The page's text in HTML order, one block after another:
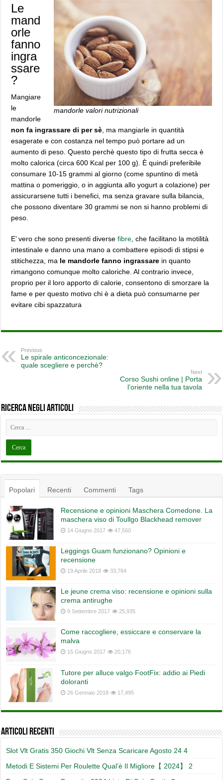
mandorle valori nutrizionali
Le
mand
orle
fanno
ingra
ssare
?
Mangiare
le
mandorle
non fa ingrassare di per sè , ma mangiarle in quantità
esagerate e con costanza nel tempo può portare ad un
aumento di peso. Questo perchè questo tipo di frutta secca è
molto calorica (circa 600 Kcal per 100 g). È quindi preferibile
consumare 10-15 grammi al giorno (come spuntino di metà
mattina o pomeriggio, o in aggiunta allo yogurt a colazione) per
assicurarsene tutti i benefici, ma senza gravare sulla bilancia,
che possono diventare 30 grammi se non si hanno problemi di
peso.
E’ vero che sono presenti diversefibre , che facilitano la motilità
intestinale e danno una mano a combattere episodi di stipsi e
stitichezza, ma le mandorle fanno ingrassare in quanto
rimangono comunque molto caloriche. Al contrario invece,
proprio per il loro apporto di calorie, consentono di smorzare la
fame e per questo motivo chi è a dieta può consumarne per
evitare cibi spazzatura
Previous
Le spirale anticoncezionale:
quale scegliere e perchè?
Next
Corso Sushi online | Porta
l’oriente nella tua tavola
Ricerca negli articoli
Popolari Recenti Commenti Tags
Recensione e opinioni Maschera Comedone. La
maschera viso di Toullgo Blackhead remover
14 Giugno 2017 47,560
Leggings Guam funzionano? Opinioni e
recensione
19 Aprile 2018 33,764
Le jeune crema viso: recensione e opinioni sulla
crema antirughe
9 Settembre 2017 25,935
Come raccogliere, essiccare e conservare la
malva
15 Giugno 2017 20,176
Tutore per alluce valgo FootFix: addio ai Piedi
doloranti
26 Gennaio 2018 17,495
Articoli recenti
Slot Vlt Gratis 350 Giochi Vlt Senza Scaricare Agosto 24 4
Metodi E Sistemi Per Roulette Qual’è Il Migliore【 2024】 2